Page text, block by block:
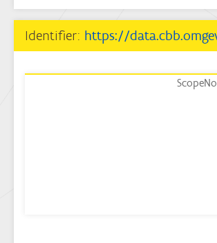
Identifier: https://